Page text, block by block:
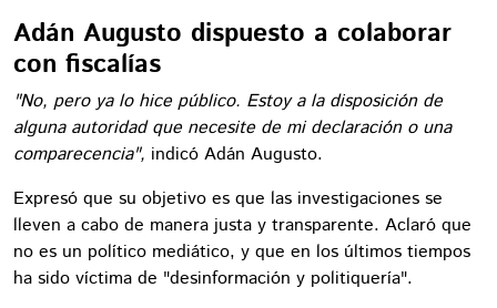
Adán Augusto dispuesto a colaborar
con fiscalías
"No, pero ya lo hice público. Estoy a la disposición de
alguna autoridad que necesite de mi declaración o una
comparecencia", indicó Adán Augusto.
Expresó que su objetivo es que las investigaciones se
lleven a cabo de manera justa y transparente. Aclaró que
no es un político mediático, y que en los últimos tiempos
ha sido víctima de "desinformación y politiquería".